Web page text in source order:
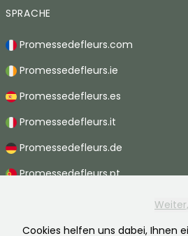
Cookies helfen uns dabei, Ihnen
SPRACHE
Promessedefleurs.com
Promessedefleurs.ie
Promessedefleurs.es
Promessedefleurs.it
Promessedefleurs.de
Promessedefleurs.pt
Promessedefleurs.be